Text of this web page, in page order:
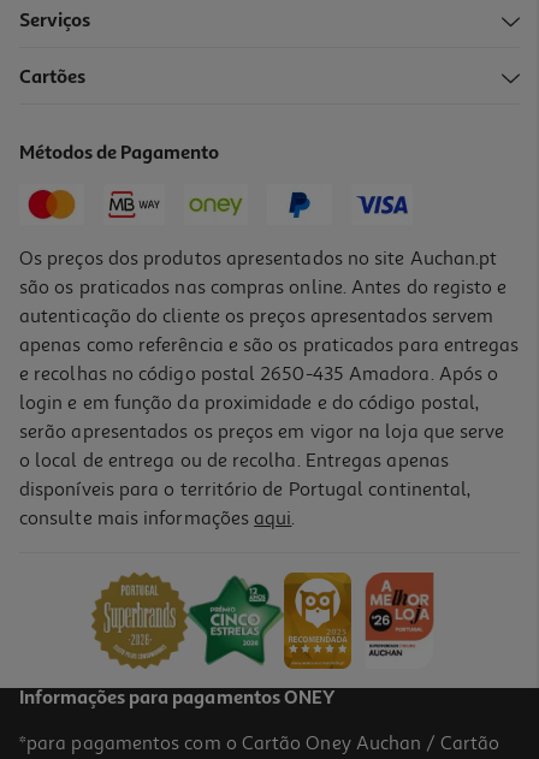
Mini Forno Moulinex Ox464810 Optimo Preto 33l
139,99 €
Serviços
Cartões
Métodos de Pagamento
Os preços dos produtos apresentados no site Auchan.pt
são os praticados nas compras online. Antes do registo e
autenticação do cliente os preços apresentados servem
apenas como referência e são os praticados para entregas
e recolhas no código postal 2650-435 Amadora. Após o
login e em função da proximidade e do código postal,
serão apresentados os preços em vigor na loja que serve
o local de entrega ou de recolha. Entregas apenas
disponíveis para o território de Portugal continental,
consulte mais informações aqui.
Informações para pagamentos ONEY
*para pagamentos com o Cartão Oney Auchan / Cartão